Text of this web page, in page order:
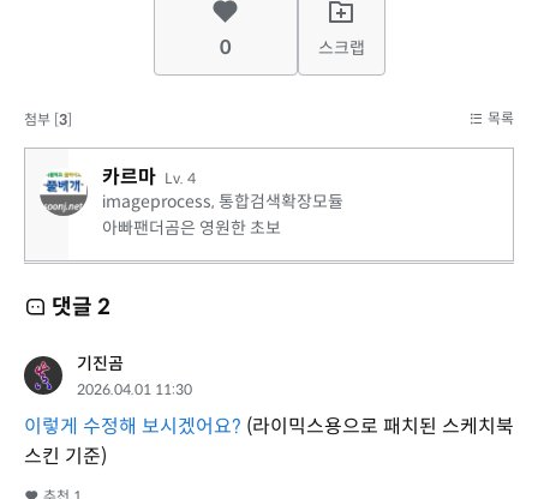
0 스크랩
첨부 [3] 목록
카르마 Lv. 4
imageprocess, 통합검색확장모듈
아빠팬더곰은 영원한 초보
댓글 2
기진곰
2026.04.01 11:30
이렇게 수정해 보시겠어요? (라이믹스용으로 패치된 스케치북
스킨 기준)